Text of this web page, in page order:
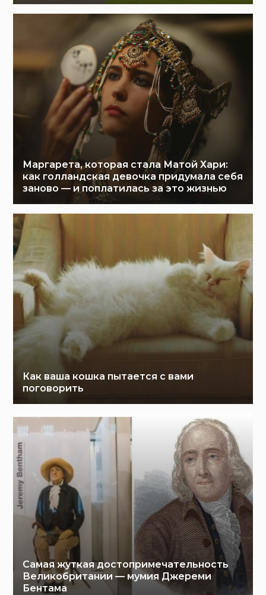
Маргарета, которая стала Матой Хари:
как голландская девочка придумала себя
заново — и поплатилась за это жизнью
Как ваша кошка пытается с вами
поговорить
Самая жуткая достопримечательность
Великобритании — мумия Джереми
Бентама